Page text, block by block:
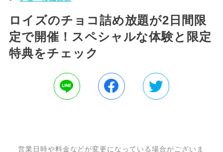
ロイズのチョコ詰め放題が2日間限
定で開催！スペシャルな体験と限定
特典をチェック
営業日時や料金などが変更になっている場合がございま